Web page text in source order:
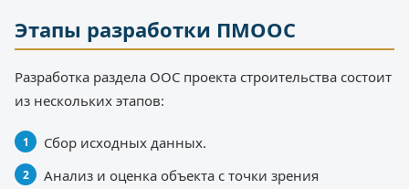
Этапы разработки ПМООС
Разработка раздела ООС проекта строительства состоит
из нескольких этапов:
Сбор исходных данных.
Анализ и оценка объекта с точки зрения